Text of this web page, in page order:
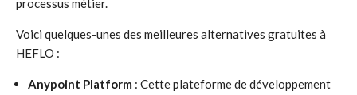
processus métier.
Voici quelques-unes des meilleures alternatives gratuites à
HEFLO :
Anypoint Platform : Cette plateforme de développement